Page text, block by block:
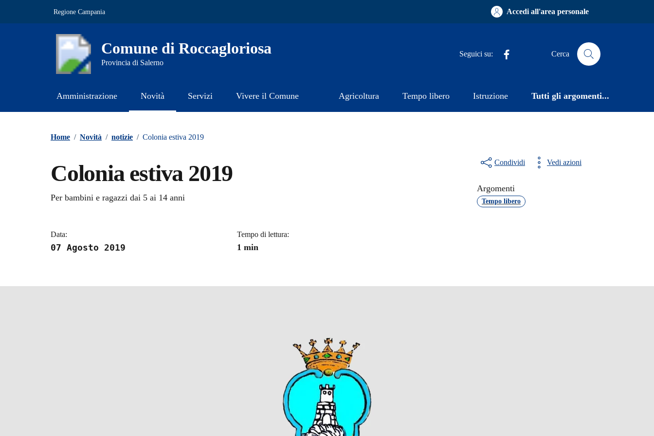
Regione Campania Accedi all'area personale
Comune di Roccagloriosa
Provincia di Salerno
Seguici su: Cerca
Amministrazione Novità Servizi Vivere il Comune Agricoltura Tempo libero Istruzione Tutti gli argomenti...
Home / Novità / notizie / Colonia estiva 2019
Colonia estiva 2019
Dettagli della notizia
Per bambini e ragazzi dai 5 ai 14 anni
Data:
07 Agosto 2019
Tempo di lettura:
1 min
Condividi Vedi azioni
Argomenti
Tempo libero